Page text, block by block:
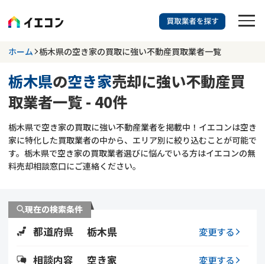
訳あり物件に強い業者を探す
栃木県 空き家
703
更新日 :2026年07月31日
業者を探す
空き家
再建築不可
不動産コラム
不動産売却
ホーム 栃木県の空き家の買取に強い不動産買取業者一覧
栃木県の空き家売却に強い不動産買
取業者一覧 - 40件
栃木県で空き家の買取に強い不動産業者を掲載中！イエコンは空き
家に特化した買取業者の中から、エリア別に絞り込むことが可能で
す。栃木県で空き家の買取業者選びに悩んでいる方はイエコンの無
料売却相談窓口にご連絡ください。
現在の検索条件
都道府県 栃木県 変更する
相談内容 空き家 変更する